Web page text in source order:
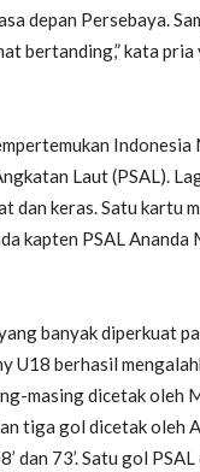
depan Persebaya.
bertanding,” kata pria
Indonesia
Laut (PSAL).
dan keras. Satu kartu
kapten PSAL Ananda
banyak diperkuat
U18 berhasil
masing dicetak oleh
tiga gol dicetak oleh
dan 73’. Satu gol